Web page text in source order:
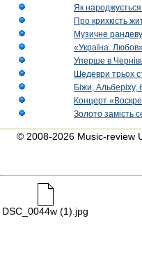
Як
Про крихкість
Музичне рандеву
«Україна.
Уперше в
Шедеври трьох
Біжи, Альберіху,
Концерт
Золото замість
© 2008-2026 Music-review
DSC_0044w (1).jpg